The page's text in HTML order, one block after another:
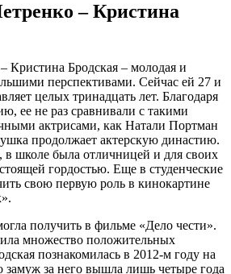
– Кристина
Кристина Бродская – молодая и
перспективами. Сейчас ей 27 и
целых тринадцать лет. Благодаря
ее не раз сравнивали с такими
актрисами, как Натали Портман
продолжает актерскую династию.
в школе была отличницей и для своих
гордостью. Еще в студенческие
свою первую роль в кинокартине
получить в фильме «Дело чести».
множество положительных
познакомилась в 2012-м году на
замуж за него вышла лишь четыре года